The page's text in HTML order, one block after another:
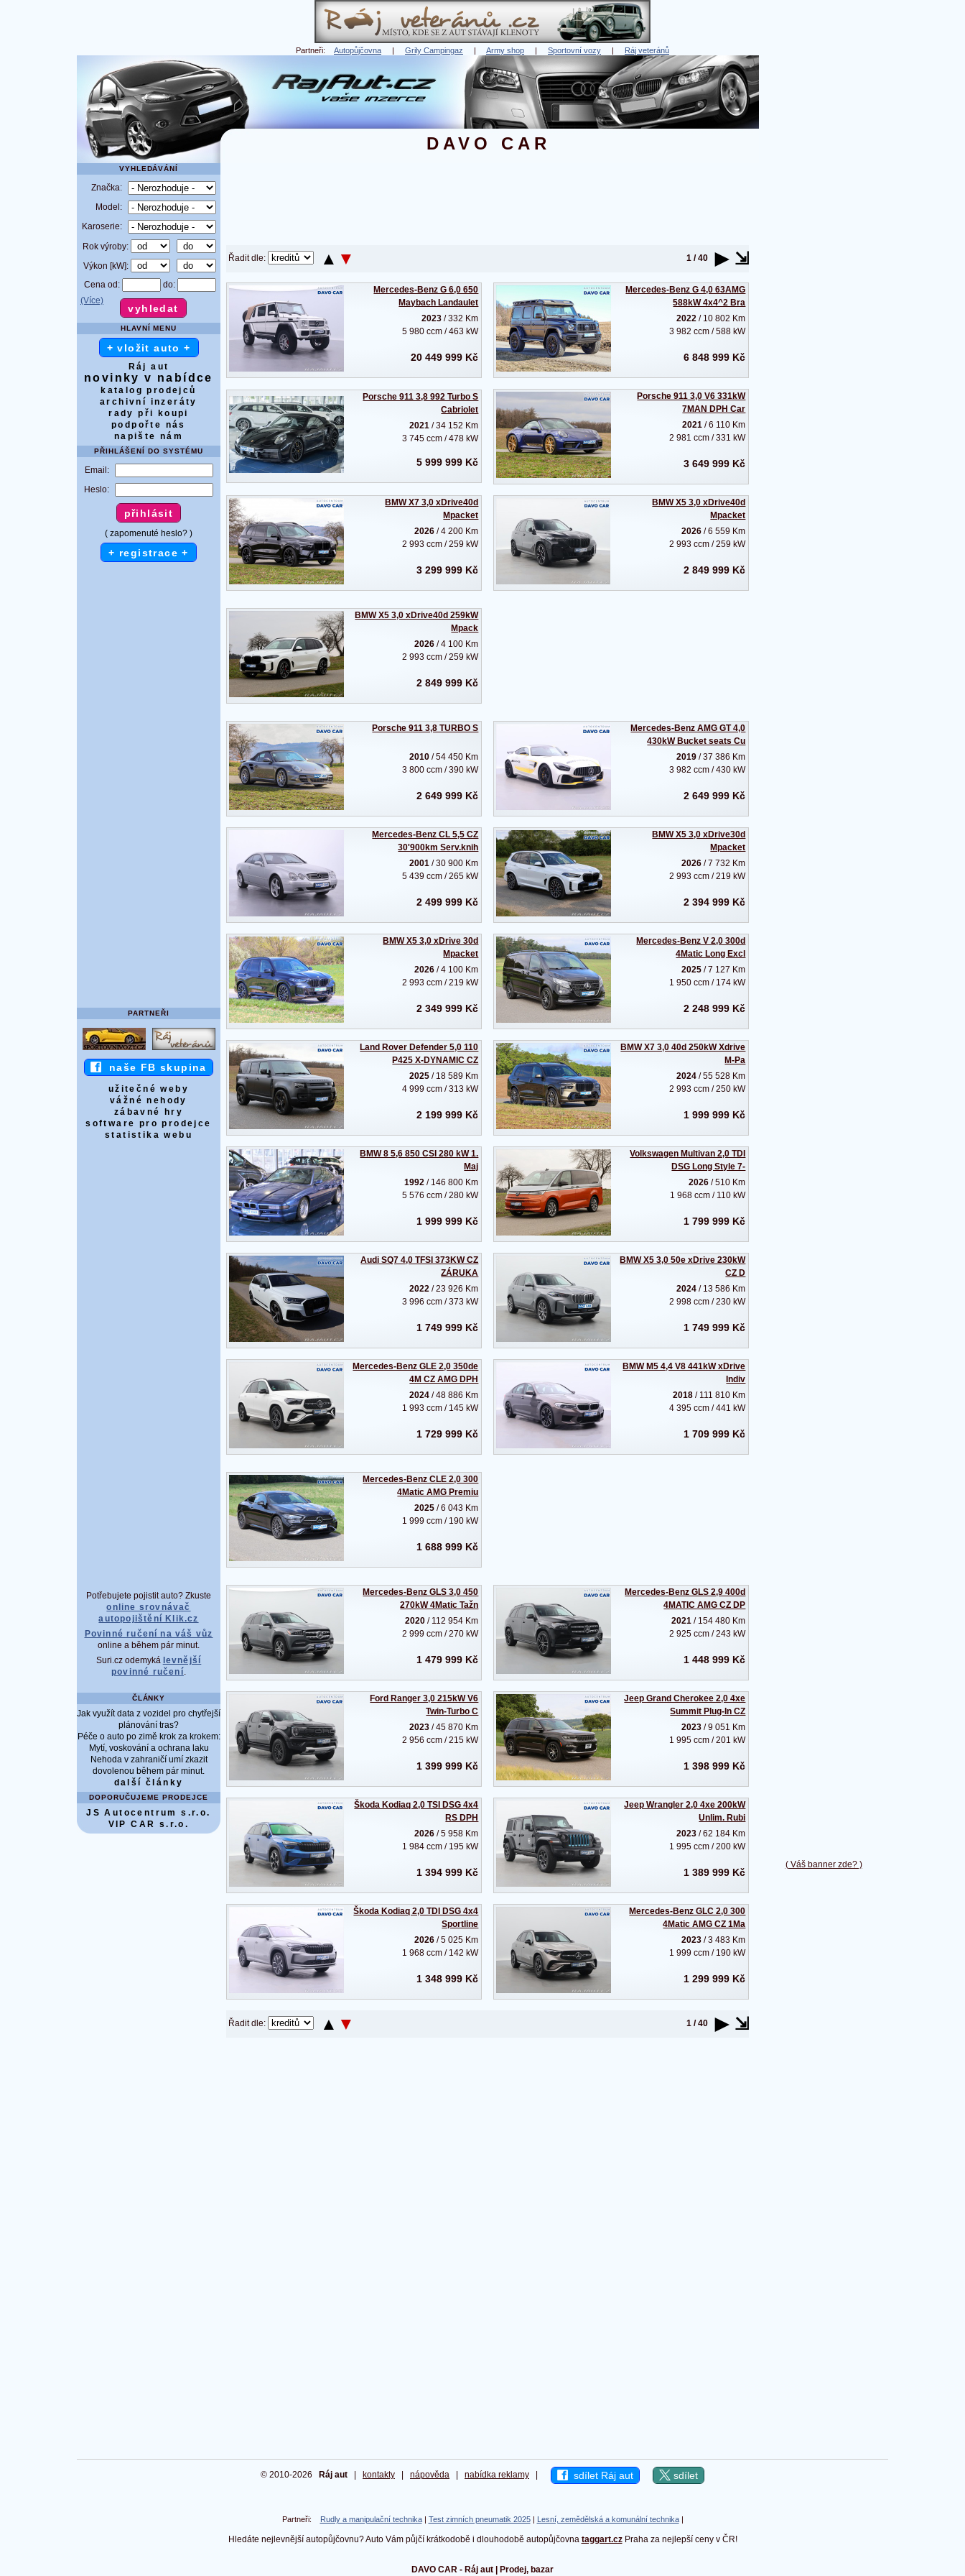
Partneři: Autopůjčovna | Grily Campingaz | Army shop | Sportovní vozy | Ráj veteránů
( Váš banner zde? )
DAVO CAR
VYHLEDÁVÁNÍ
Značka:
Model:
Karoserie:
Rok výroby:
Výkon [kW]:
Cena od:
do:
(Více)
HLAVNÍ MENU
+ vložit auto +
Ráj aut
novinky v nabídce
katalog prodejců
archivní inzeráty
rady při koupi
podpořte nás
napište nám
PŘIHLÁŠENÍ DO SYSTÉMU
Email:
Heslo:
( zapomenuté heslo? )
+ registrace +
PARTNEŘI
naše FB skupina
užitečné weby
vážné nehody
zábavné hry
software pro prodejce
statistika webu
Potřebujete pojistit auto? Zkuste
online srovnávač
autopojištění Klik.cz
Povinné ručení na váš vůz
online a během pár minut.
Suri.cz odemyká levnější
povinné ručení.
ČLÁNKY
Jak využít data z vozidel pro chytřejší
plánování tras?
Péče o auto po zimě krok za krokem:
Mytí, voskování a ochrana laku
Nehoda v zahraničí umí zkazit
dovolenou během pár minut.
další články
DOPORUČUJEME PRODEJCE
JS Autocentrum s.r.o.
VIP CAR s.r.o.
Řadit dle: ▲ ▼ 1 / 40 ► ⇲
Mercedes-Benz G 6,0 650
Maybach Landaulet
2023 / 332 Km
5 980 ccm / 463 kW
20 449 999 Kč
Mercedes-Benz G 4,0 63AMG
588kW 4x4^2 Bra
2022 / 10 802 Km
3 982 ccm / 588 kW
6 848 999 Kč
Porsche 911 3,8 992 Turbo S
Cabriolet
2021 / 34 152 Km
3 745 ccm / 478 kW
5 999 999 Kč
Porsche 911 3,0 V6 331kW
7MAN DPH Car
2021 / 6 110 Km
2 981 ccm / 331 kW
3 649 999 Kč
BMW X7 3,0 xDrive40d
Mpacket
2026 / 4 200 Km
2 993 ccm / 259 kW
3 299 999 Kč
BMW X5 3,0 xDrive40d
Mpacket
2026 / 6 559 Km
2 993 ccm / 259 kW
2 849 999 Kč
BMW X5 3,0 xDrive40d 259kW
Mpack
2026 / 4 100 Km
2 993 ccm / 259 kW
2 849 999 Kč
Porsche 911 3,8 TURBO S
2010 / 54 450 Km
3 800 ccm / 390 kW
2 649 999 Kč
Mercedes-Benz AMG GT 4,0
430kW Bucket seats Cu
2019 / 37 386 Km
3 982 ccm / 430 kW
2 649 999 Kč
Mercedes-Benz CL 5,5 CZ
30'900km Serv.knih
2001 / 30 900 Km
5 439 ccm / 265 kW
2 499 999 Kč
BMW X5 3,0 xDrive30d
Mpacket
2026 / 7 732 Km
2 993 ccm / 219 kW
2 394 999 Kč
BMW X5 3,0 xDrive 30d
Mpacket
2026 / 4 100 Km
2 993 ccm / 219 kW
2 349 999 Kč
Mercedes-Benz V 2,0 300d
4Matic Long Excl
2025 / 7 127 Km
1 950 ccm / 174 kW
2 248 999 Kč
Land Rover Defender 5,0 110
P425 X-DYNAMIC CZ
2025 / 18 589 Km
4 999 ccm / 313 kW
2 199 999 Kč
BMW X7 3,0 40d 250kW Xdrive
M-Pa
2024 / 55 528 Km
2 993 ccm / 250 kW
1 999 999 Kč
BMW 8 5,6 850 CSI 280 kW 1.
Maj
1992 / 146 800 Km
5 576 ccm / 280 kW
1 999 999 Kč
Volkswagen Multivan 2,0 TDI
DSG Long Style 7-
2026 / 510 Km
1 968 ccm / 110 kW
1 799 999 Kč
Audi SQ7 4,0 TFSI 373KW CZ
ZÁRUKA
2022 / 23 926 Km
3 996 ccm / 373 kW
1 749 999 Kč
BMW X5 3,0 50e xDrive 230kW
CZ D
2024 / 13 586 Km
2 998 ccm / 230 kW
1 749 999 Kč
Mercedes-Benz GLE 2,0 350de
4M CZ AMG DPH
2024 / 48 886 Km
1 993 ccm / 145 kW
1 729 999 Kč
BMW M5 4,4 V8 441kW xDrive
Indiv
2018 / 111 810 Km
4 395 ccm / 441 kW
1 709 999 Kč
Mercedes-Benz CLE 2,0 300
4Matic AMG Premiu
2025 / 6 043 Km
1 999 ccm / 190 kW
1 688 999 Kč
Mercedes-Benz GLS 3,0 450
270kW 4Matic Tažn
2020 / 112 954 Km
2 999 ccm / 270 kW
1 479 999 Kč
Mercedes-Benz GLS 2,9 400d
4MATIC AMG CZ DP
2021 / 154 480 Km
2 925 ccm / 243 kW
1 448 999 Kč
Ford Ranger 3,0 215kW V6
Twin-Turbo C
2023 / 45 870 Km
2 956 ccm / 215 kW
1 399 999 Kč
Jeep Grand Cherokee 2,0 4xe
Summit Plug-In CZ
2023 / 9 051 Km
1 995 ccm / 201 kW
1 398 999 Kč
Škoda Kodiaq 2,0 TSI DSG 4x4
RS DPH
2026 / 5 958 Km
1 984 ccm / 195 kW
1 394 999 Kč
Jeep Wrangler 2,0 4xe 200kW
Unlim. Rubi
2023 / 62 184 Km
1 995 ccm / 200 kW
1 389 999 Kč
Škoda Kodiaq 2,0 TDI DSG 4x4
Sportline
2026 / 5 025 Km
1 968 ccm / 142 kW
1 348 999 Kč
Mercedes-Benz GLC 2,0 300
4Matic AMG CZ 1Ma
2023 / 3 483 Km
1 999 ccm / 190 kW
1 299 999 Kč
Řadit dle: ▲ ▼ 1 / 40 ► ⇲
© 2010-2026 Ráj aut kontakty nápověda nabídka reklamy sdílet Ráj aut sdílet
Partneři: Rudly a manipulační technika| Test zimních pneumatik 2025| Lesní, zemědělská a komunální technika|
Hledáte nejlevnější autopůjčovnu? Auto Vám půjčí krátkodobě i dlouhodobě autopůjčovna taggart.czPraha za nejlepší ceny v ČR!
DAVO CAR - Ráj aut | Prodej, bazar